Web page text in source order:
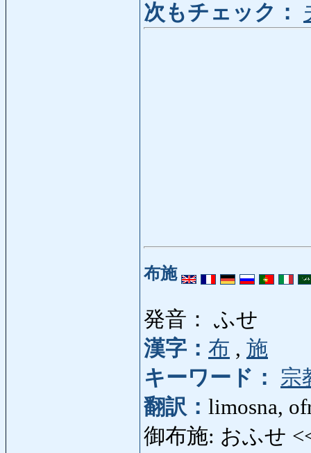
次もチェック：
布施
発音： ふせ
漢字： 布 , 施
キーワード：
宗
翻訳： limosna,
御布施: おふせ